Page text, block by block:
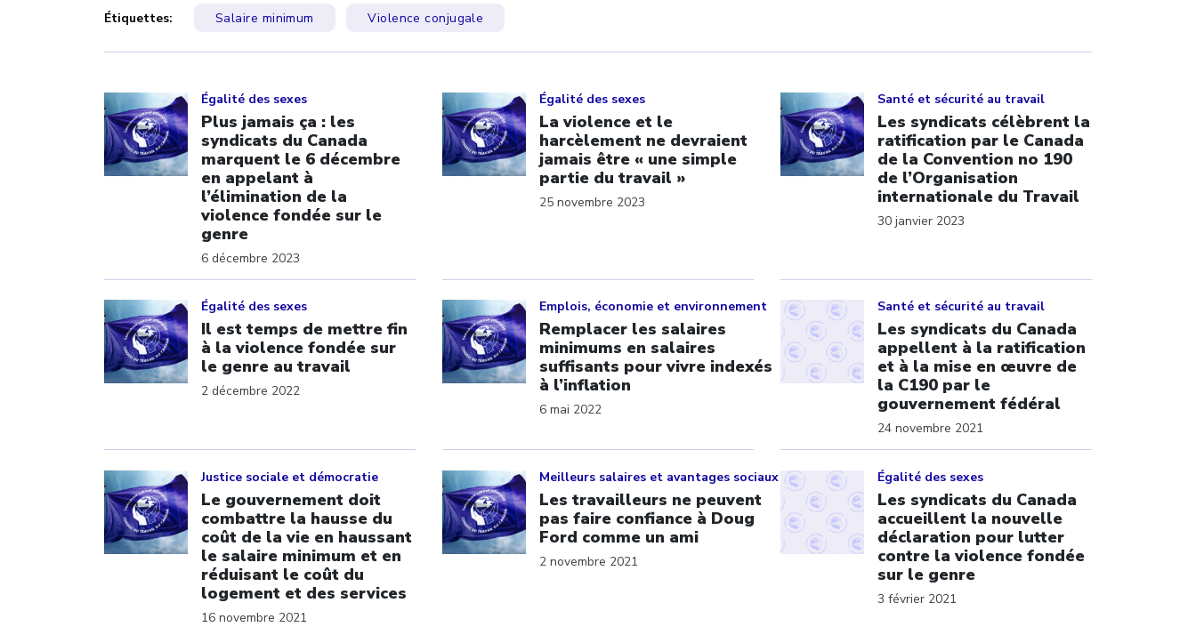
Étiquettes: Salaire minimum Violence conjugale
Égalité des sexes
Plus jamais ça : les
syndicats du Canada
marquent le 6 décembre
en appelant à
l’élimination de la
violence fondée sur le
genre
6 décembre 2023
Égalité des sexes
La violence et le
harcèlement ne devraient
jamais être « une simple
partie du travail »
25 novembre 2023
Santé et sécurité au travail
Les syndicats célèbrent la
ratification par le Canada
de la Convention no 190
de l’Organisation
internationale du Travail
30 janvier 2023
Égalité des sexes
Il est temps de mettre fin
à la violence fondée sur
le genre au travail
2 décembre 2022
Emplois, économie et environnement
Remplacer les salaires
minimums en salaires
suffisants pour vivre indexés
à l’inflation
6 mai 2022
Santé et sécurité au travail
Les syndicats du Canada
appellent à la ratification
et à la mise en œuvre de
la C190 par le
gouvernement fédéral
24 novembre 2021
Justice sociale et démocratie
Le gouvernement doit
combattre la hausse du
coût de la vie en haussant
le salaire minimum et en
réduisant le coût du
logement et des services
16 novembre 2021
Meilleurs salaires et avantages sociaux
Les travailleurs ne peuvent
pas faire confiance à Doug
Ford comme un ami
2 novembre 2021
Égalité des sexes
Les syndicats du Canada
accueillent la nouvelle
déclaration pour lutter
contre la violence fondée
sur le genre
3 février 2021